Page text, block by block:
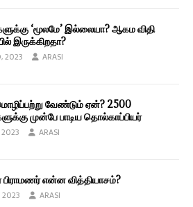
‘மூலமே’ இல்லையா? ஆகம விதி
இருக்கிறதா?
2023 ARASI
வேண்டும் ஏன்? 2500
முன்பே பாடிய தொல்காப்பியர்
2023 ARASI
பிராமணர் என்ன வித்தியாசம்?
2023 ARASI